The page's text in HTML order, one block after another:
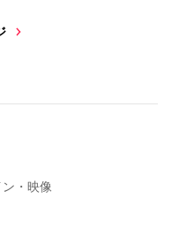
・映像